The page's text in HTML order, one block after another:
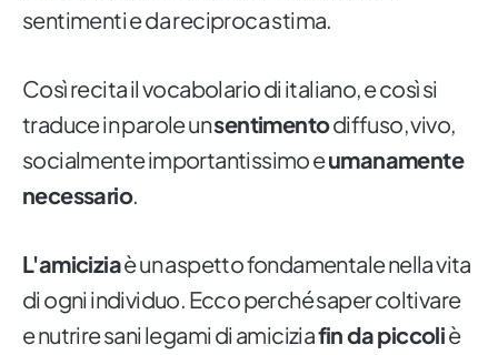
sentimenti e da reciproca stima.
Così recita il vocabolario di italiano, e così si
traduce in parole unsentimentodiffuso, vivo,
socialmente importantissimo eumanamente
necessario.
L'amiciziaè un aspetto fondamentale nella vita
di ogni individuo. Ecco perché saper coltivare
e nutrire sani legami di amiciziafin da piccoliè